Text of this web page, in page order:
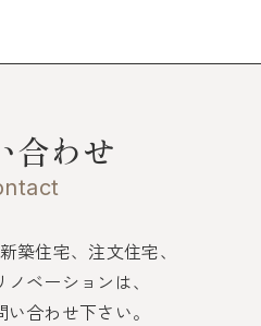
合わせ
築住宅、注文住宅、
ベーションは、
合わせ下さい。